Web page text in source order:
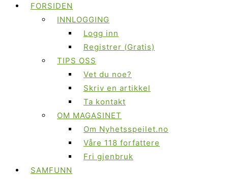
FORSIDEN
INNLOGGING
Logg inn
Registrer (Gratis)
TIPS OSS
Vet du noe?
Skriv en artikkel
Ta kontakt
OM MAGASINET
Om Nyhetsspeilet.no
Våre 118 forfattere
Fri gjenbruk
SAMFUNN